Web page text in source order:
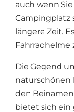
auch wenn
Campingplatz
längere Zeit.
Fahrradhelme
Die Gegend
naturschönen
den Beinamen
bietet sich ein